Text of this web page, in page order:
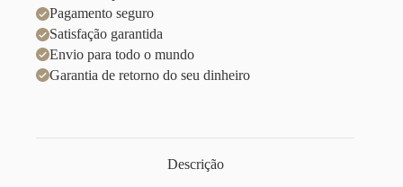
Pagamento seguro
Satisfação garantida
Envio para todo o mundo
Garantia de retorno do seu dinheiro
Descrição